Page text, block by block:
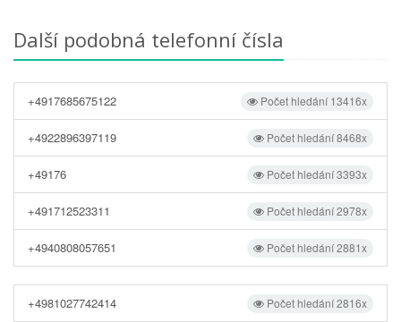
Další podobná telefonní čísla
Počet hledání 13416x
+4917685675122
Počet hledání 8468x
+4922896397119
Počet hledání 3393x
+49176
Počet hledání 2978x
+491712523311
Počet hledání 2881x
+4940808057651
Počet hledání 2816x
+4981027742414